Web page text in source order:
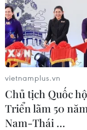
Nhận định Việt
thay đổi để giành
03/08/2026 00:06
vietnamplus.vn
Chủ tịch Quốc
Triển lãm 50
Nam-Thái …